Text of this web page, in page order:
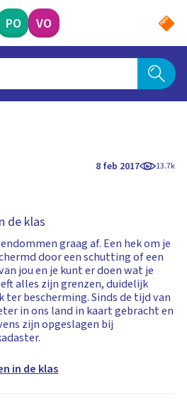
PO VO
8 feb 2017 13.7k
de klas
graag af. Een hek om je
door een schutting of een
jou en je kunt er doen wat je
alles zijn grenzen, duidelijk
ter bescherming. Sinds de tijd van
in ons land in kaart gebracht en
zijn opgeslagen bij
in de klas